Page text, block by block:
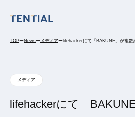
TOPーNewsーメディアー lifehackerにて「BAKUNE」が複数
メディア
lifehackerにて「